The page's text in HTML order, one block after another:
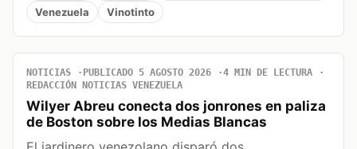
Venezuela
Vinotinto
NOTICIAS PUBLICADO 5 AGOSTO 2026
4 MIN DE LECTURA
REDACCIÓN NOTICIAS VENEZUELA
Wilyer Abreu conecta dos jonrones en paliza
de Boston sobre los Medias Blancas